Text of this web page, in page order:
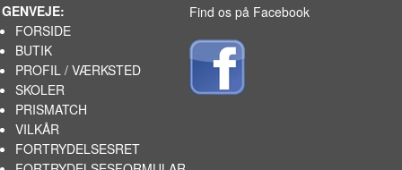
GENVEJE:
FORSIDE
BUTIK
PROFIL / VÆRKSTED
SKOLER
PRISMATCH
VILKÅR
FORTRYDELSESRET
Find os på Facebook